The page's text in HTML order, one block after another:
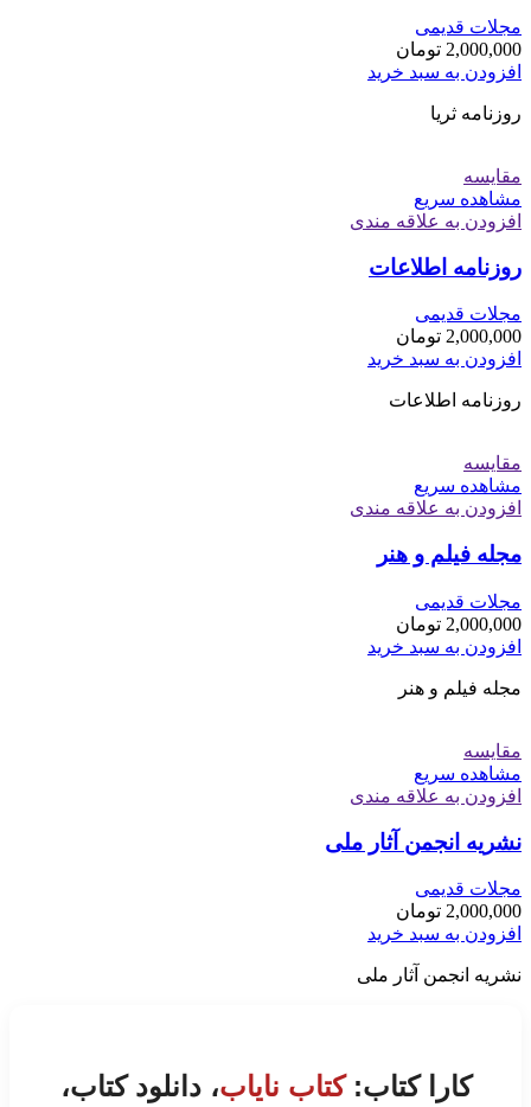
مجلات قدیمی
2,000,000 تومان
افزودن به سبد خرید
روزنامه ثریا
مقایسه
مشاهده سریع
افزودن به علاقه مندی
روزنامه اطلاعات
مجلات قدیمی
2,000,000 تومان
افزودن به سبد خرید
روزنامه اطلاعات
مقایسه
مشاهده سریع
افزودن به علاقه مندی
مجله فیلم و هنر
مجلات قدیمی
2,000,000 تومان
افزودن به سبد خرید
مجله فیلم و هنر
مقایسه
مشاهده سریع
افزودن به علاقه مندی
نشریه انجمن آثار ملی
مجلات قدیمی
2,000,000 تومان
افزودن به سبد خرید
نشریه انجمن آثار ملی
کارا کتاب:کتاب نایاب، دانلود کتاب،